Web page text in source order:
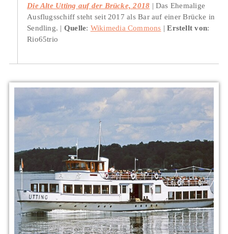
Die Alte Utting auf der Brücke, 2018
Das Ehemalige
Ausflugsschiff steht seit 2017 als Bar auf einer Brücke in
Sendling.
Quelle: Wikimedia Commons Erstellt von:
Rio65trio